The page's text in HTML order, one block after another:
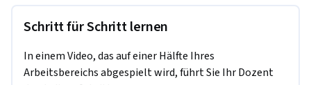
deiner Online-Identität.
User von sozialen Netzwerken werden im heutigen Zeitalter
von Informationen und Bildern regelrecht überschwemmt.
Schritt für Schritt lernen
In einem Video, das auf einer Hälfte Ihres
Arbeitsbereichs abgespielt wird, führt Sie Ihr Dozent